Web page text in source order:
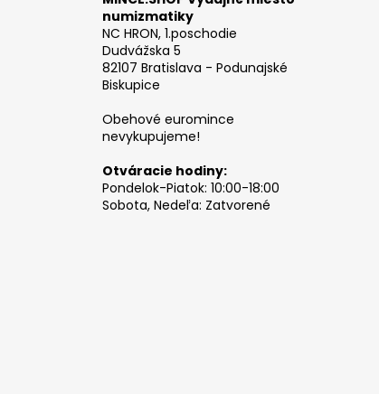
numizmatiky
NC HRON, 1.poschodie
Dudvážska 5
82107 Bratislava - Podunajské
Biskupice
Obehové euromince
nevykupujeme!
Otváracie hodiny:
Pondelok-Piatok: 10:00-18:00
Sobota, Nedeľa: Zatvorené